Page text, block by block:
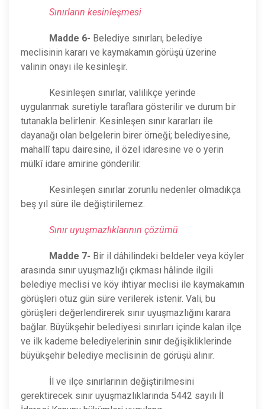
Sınırların kesinleşmesi
Madde 6- Belediye sınırları, belediye
meclisinin kararı ve kaymakamın görüşü üzerine
valinin onayı ile kesinleşir.
Kesinleşen sınırlar, valilikçe yerinde
uygulanmak suretiyle taraflara gösterilir ve durum bir
tutanakla belirlenir. Kesinleşen sınır kararları ile
dayanağı olan belgelerin birer örneği; belediyesine,
mahallî tapu dairesine, il özel idaresine ve o yerin
mülkî idare amirine gönderilir.
Kesinleşen sınırlar zorunlu nedenler olmadıkça
beş yıl süre ile değiştirilemez.
Sınır uyuşmazlıklarının çözümü
Madde 7- Bir il dâhilindeki beldeler veya köyler
arasında sınır uyuşmazlığı çıkması hâlinde ilgili
belediye meclisi ve köy ihtiyar meclisi ile kaymakamın
görüşleri otuz gün süre verilerek istenir. Vali, bu
görüşleri değerlendirerek sınır uyuşmazlığını karara
bağlar. Büyükşehir belediyesi sınırları içinde kalan ilçe
ve ilk kademe belediyelerinin sınır değişikliklerinde
büyükşehir belediye meclisinin de görüşü alınır.
İl ve ilçe sınırlarının değiştirilmesini
gerektirecek sınır uyuşmazlıklarında 5442 sayılı İl